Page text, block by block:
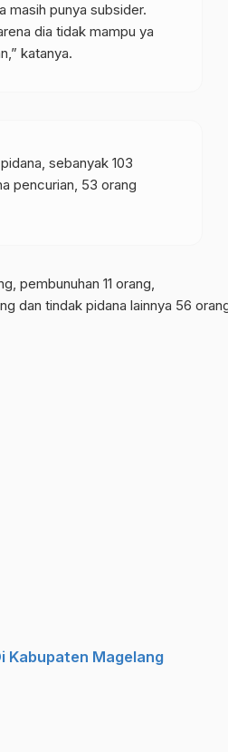
masih punya subsider.
dia tidak mampu ya
katanya.
sebanyak 103
pencurian, 53 orang
pembunuhan 11 orang,
dan tindak pidana lainnya 56
Kabupaten Magelang